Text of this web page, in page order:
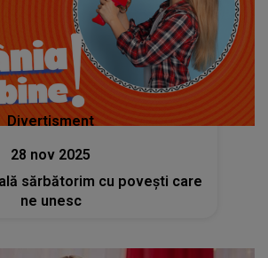
Divertisment
28 nov 2025
sărbătorim cu poveşti care
ne unesc